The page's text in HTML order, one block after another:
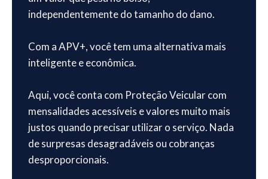
independentemente do tamanho do dano.
Com a APV+, você tem uma alternativa mais
inteligente e econômica.
Aqui, você conta com Proteção Veicular com
mensalidades acessíveis e valores muito mais
justos quando precisar utilizar o serviço. Nada
de surpresas desagradáveis ou cobranças
desproporcionais.